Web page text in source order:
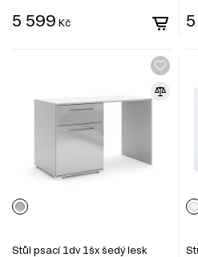
5 599 Kč
Stůl psací 1dv 1šx šedý lesk